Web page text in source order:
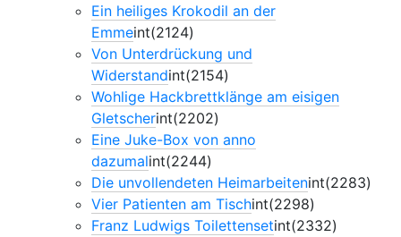
Ein heiliges Krokodil an der
Emmeint(2124)
Von Unterdrückung und
Widerstandint(2154)
Wohlige Hackbrettklänge am eisigen
Gletscherint(2202)
Eine Juke-Box von anno
dazumalint(2244)
Die unvollendeten Heimarbeitenint(2283)
Vier Patienten am Tischint(2298)
Franz Ludwigs Toilettensetint(2332)